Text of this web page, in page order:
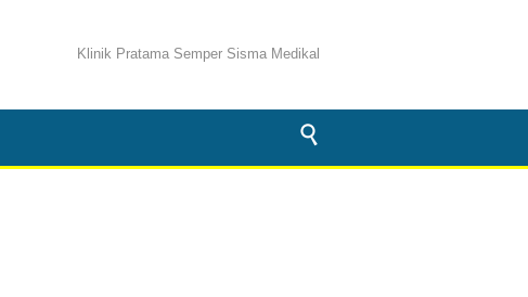
Klinik Pratama Semper Sisma Medikal
